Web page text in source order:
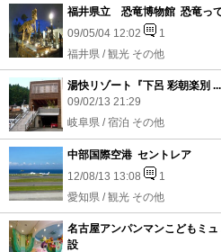
福井県立 恐竜博物館 恐竜っ
09/05/04 12:02
1
福井県 / 観光 その他
湯快リゾート『下呂 彩朝楽別
09/02/13 21:29
岐阜県 / 宿泊 その他
中部国際空港 セントレア
12/08/13 13:08
1
愛知県 / 観光 その他
名古屋アンパンマンこどもミ
設